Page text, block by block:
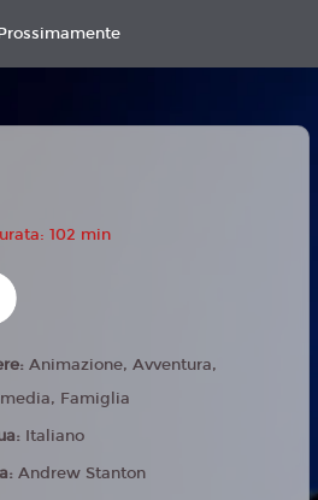
102 min
Animazione, Avventura,
Famiglia
Italiano
Andrew Stanton